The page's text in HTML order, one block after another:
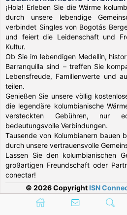
¡Hola! Erleben Sie die Wärme
durch unsere lebendige
verbindet Singles von Bogotás
und feiert die Leidenschaft und
Kultur.
Ob Sie im lebendigen Medellín,
Barranquilla sind – treffen Sie
Lebensfreude, Familienwerte und
teilen.
Genießen Sie unsere völlig
die legendäre kolumbianische
versteckten Gebühren, nur
bedeutungsvolle Verbindungen.
Tausende von Kolumbianern bauen
durch unsere vertrauensvolle
Lassen Sie den kolumbianischen
großartigen Freundschaft oder
conectar!
© 2026 Copyright ISN